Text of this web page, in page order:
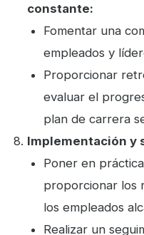
constante:
Fomentar una
empleados y
Proporcionar
evaluar el
plan de carrera
Implementación y
Poner en
proporcionar los
los empleados
Realizar un